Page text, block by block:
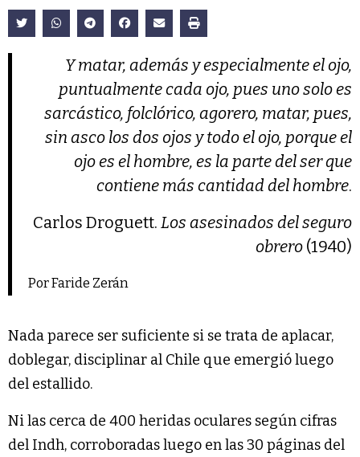
Y matar, además y especialmente el ojo,
puntualmente cada ojo, pues uno solo es
sarcástico, folclórico, agorero, matar, pues,
sin asco los dos ojos y todo el ojo, porque el
ojo es el hombre, es la parte del ser que
contiene más cantidad del hombre.
Carlos Droguett. Los asesinados del seguro
obrero (1940)
Por Faride Zerán
Nada parece ser suficiente si se trata de aplacar,
doblegar, disciplinar al Chile que emergió luego
del estallido.
Ni las cerca de 400 heridas oculares según cifras
del Indh, corroboradas luego en las 30 páginas del